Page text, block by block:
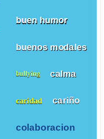
buen humor
buenos modales
bullying calma
caridad cariño
colaboracion